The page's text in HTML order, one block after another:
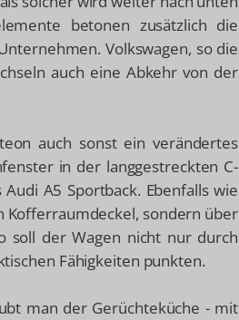
betonen zusätzlich die
Volkswagen, so die
auch eine Abkehr von der
auch sonst ein verändertes
in der langgestreckten C-
A5 Sportback. Ebenfalls wie
sondern über
soll der Wagen nicht nur durch
Fähigkeiten punkten.
man der Gerüchteküche - mit